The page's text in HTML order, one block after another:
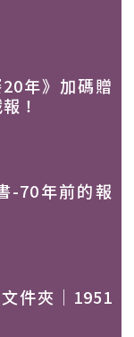
20年》加碼贈
！
-70年前的報
件夾｜1951